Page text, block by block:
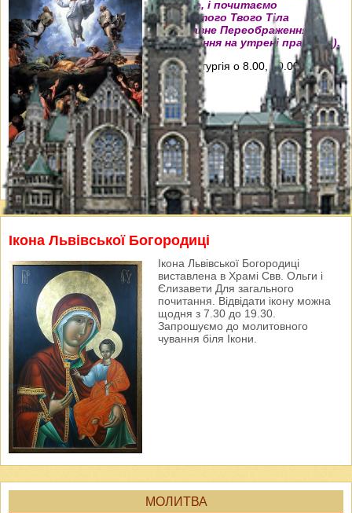
Христе, і почитаємо
пречистого Твого Тіла
преславне Переображення"
(Величання на утрені празника).
Свята Літургія о 8.00, 10.00, 12.00 і
18.00
Ікона Львівської Богородиці
Ікона Львівської Богородиці
виставлена в Храмі Свв. Ольги і
Єлизавети Для загального
почитання. Відвідати ікону можна
щодня з 7.30 до 19.30.
Запрошуємо до молитовного
чування біля Ікони.
МОЛИТВА